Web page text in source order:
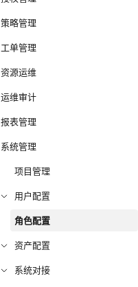
策略管理
工单管理
资源运维
运维审计
报表管理
系统管理
项目管理
用户配置
角色配置
资产配置
系统对接